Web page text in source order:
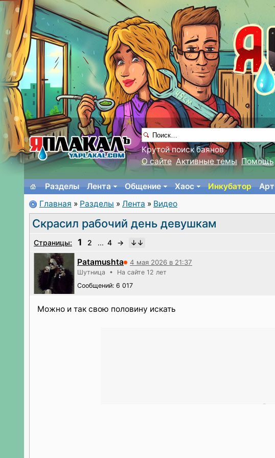
Крутой поиск баянов
О сайте Активные темы Помощь
Разделы Лента Общение Хаос Инкубатор Арт
Главная » Разделы » Лента » Видео
Скрасил рабочий день девушкам
Страницы: 1 2 ... 4 →
Patamushta 4 мая 2026 в 21:37
Шутница • На сайте 12 лет
Сообщений: 6 017
Можно и так свою половину искать